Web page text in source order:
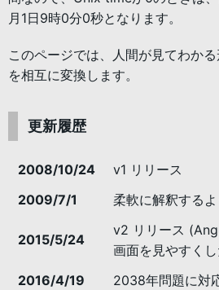
月1日9時0分0秒となります。
このページでは、人間が見てわか
を相互に変換します。
更新履歴
2008/10/24
v1 リリース
2009/7/1
柔軟に解釈する
2015/5/24
v2 リリース
画面を見やすく
2016/4/19
2038年問題に対